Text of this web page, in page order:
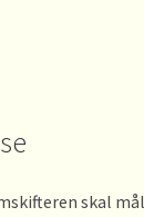
skal